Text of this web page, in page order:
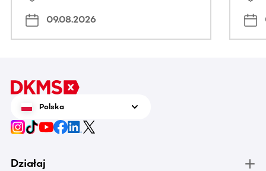
09.08.2026
Polska
Działaj